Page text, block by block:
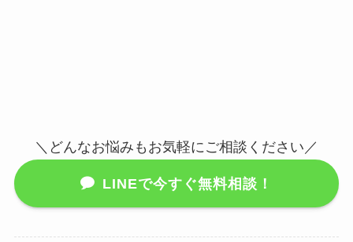
＼どんなお悩みもお気軽にご相談ください／
LINEで今すぐ無料相談！